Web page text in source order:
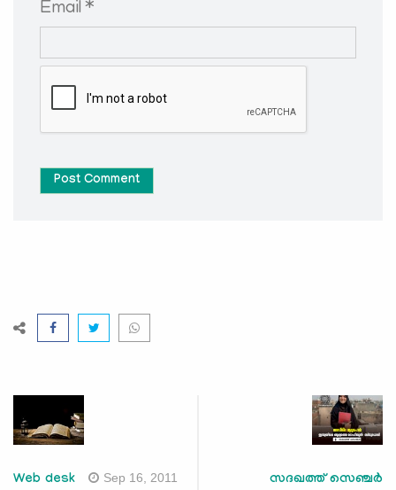
Email *
Post Comment
Web desk Sep 16, 2011 സദഖത്ത് സെഞ്ചർ